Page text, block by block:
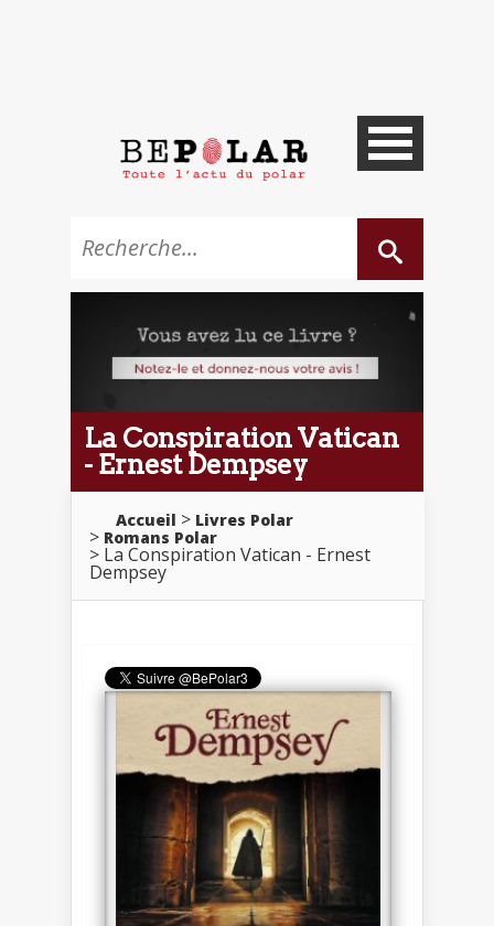
La Conspiration Vatican
- Ernest Dempsey
Accueil
Livres Polar
Romans Polar
La Conspiration Vatican - Ernest
Dempsey